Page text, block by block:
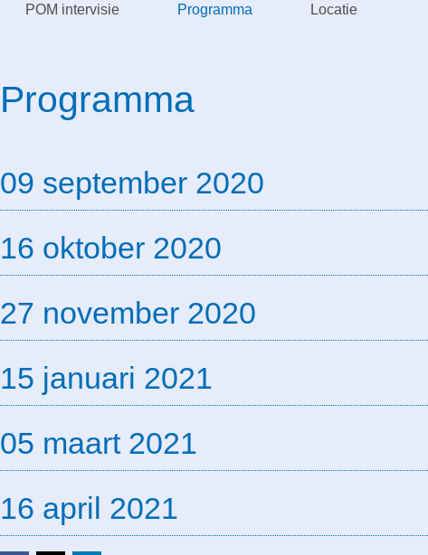
POM intervisie Programma Locatie
Programma
09 september 2020
16 oktober 2020
27 november 2020
15 januari 2021
05 maart 2021
16 april 2021